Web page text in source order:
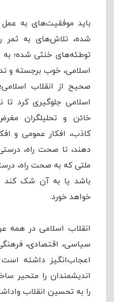
باید موفقیت‏‌هاى به
شده، تلاش‏‌هاى به ثمر
توطئه‌های خنثی شده؛ به
اسلامی، خوب برجسته و
صحیح از انقلاب
اسلامی جلوگیری کرد تا
خائن و تحلیلگران
كاذب، افکار عمومی و
دهند، تا صحت راه،
ملتی که به صحت راه،
باشد یا به آن شک
خواهد خورد.
انقلاب اسلامی در همه
سیاسی، اقتصادی،
اعجاب‌انگیز داشته
اندیشمندان را متحیر
را به تحسین انقلاب